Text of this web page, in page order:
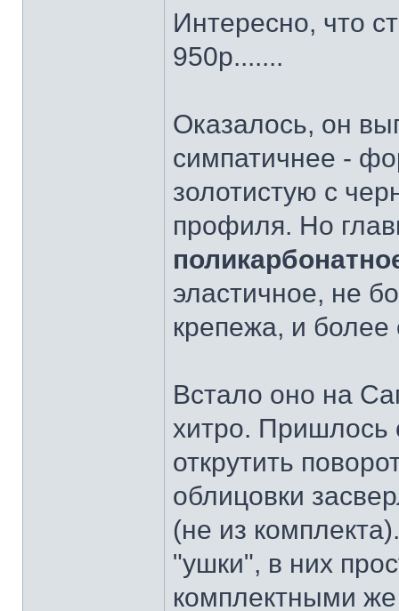
Интересно, что
950р.......
Оказалось, он
симпатичнее -
золотистую с
профиля. Но
эластичное, не
крепежа, и более
Встало оно на
хитро. Пришлось
открутить
облицовки
(не из
"ушки", в них
комплектными